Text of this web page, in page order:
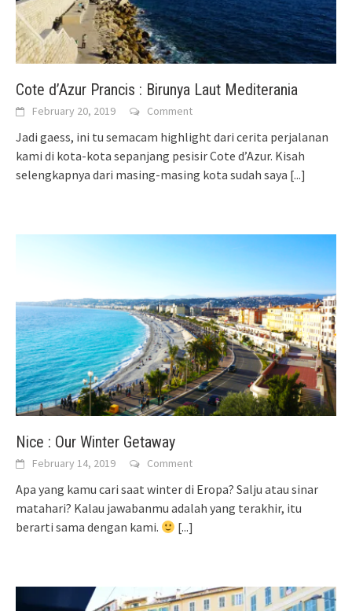
Cote d’Azur Prancis : Birunya Laut Mediterania
February 20, 2019 Comment
Jadi gaess, ini tu semacam highlight dari cerita perjalanan
kami di kota-kota sepanjang pesisir Cote d’Azur. Kisah
selengkapnya dari masing-masing kota sudah saya [...]
Nice : Our Winter Getaway
February 14, 2019 Comment
Apa yang kamu cari saat winter di Eropa? Salju atau sinar
matahari? Kalau jawabanmu adalah yang terakhir, itu
berarti sama dengan kami.
[...]